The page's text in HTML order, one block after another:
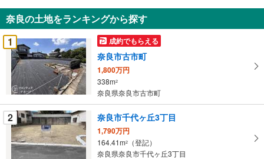
知
を
受
け
取
る
・
件
を
マ
奈良の土地をランキングから探す
1
成約でもらえる
奈良市古市町
1,800万円
338m2
奈良県奈良市古市町
2 奈良市千代ヶ丘3丁目
1,790万円
164.41m2
（登記）
奈良県奈良市千代ヶ丘3丁目